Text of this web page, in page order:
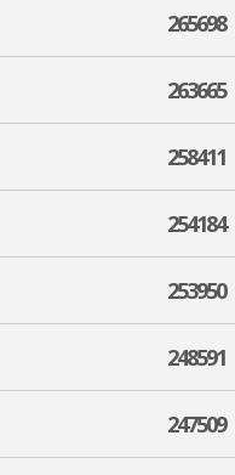
265698
263665
258411
254184
253950
248591
247509